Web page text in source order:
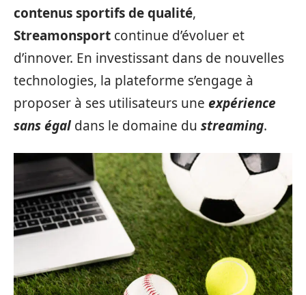
contenus sportifs de qualité,
Streamonsport continue d’évoluer et
d’innover. En investissant dans de nouvelles
technologies, la plateforme s’engage à
proposer à ses utilisateurs une expérience
sans égal dans le domaine du streaming.